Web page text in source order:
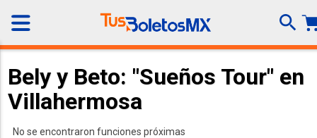
Bely y Beto: "Sueños Tour" en
Villahermosa
No se encontraron funciones próximas